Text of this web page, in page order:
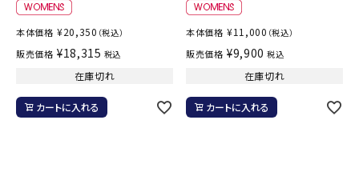
本体価格 ¥20,350 （税込）
販売価格 ¥18,315 税込
在庫切れ
カートに入れる
本体価格 ¥11,000 （税込）
販売価格 ¥9,900 税込
在庫切れ
カートに入れる